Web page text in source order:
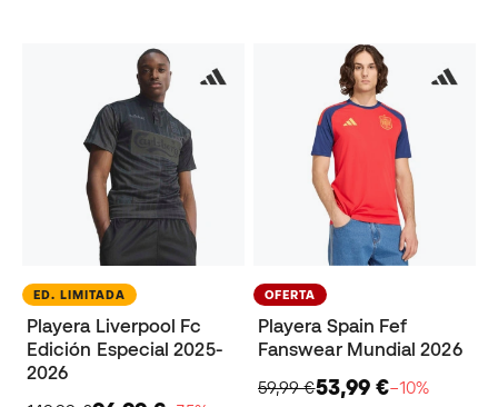
ED. LIMITADA
Playera Liverpool Fc
Edición Especial 2025-
2026
OFERTA
Playera Spain Fef
Fanswear Mundial 2026
59,99 €53,99 €−10%